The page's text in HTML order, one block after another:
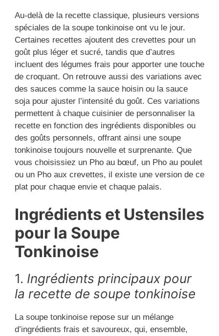
Au-delà de la recette classique, plusieurs versions
spéciales de la soupe tonkinoise ont vu le jour.
Certaines recettes ajoutent des crevettes pour un
goût plus léger et sucré, tandis que d’autres
incluent des légumes frais pour apporter une touche
de croquant. On retrouve aussi des variations avec
des sauces comme la sauce hoisin ou la sauce
soja pour ajuster l’intensité du goût. Ces variations
permettent à chaque cuisinier de personnaliser la
recette en fonction des ingrédients disponibles ou
des goûts personnels, offrant ainsi une soupe
tonkinoise toujours nouvelle et surprenante. Que
vous choisissiez un Pho au bœuf, un Pho au poulet
ou un Pho aux crevettes, il existe une version de ce
plat pour chaque envie et chaque palais.
Ingrédients et Ustensiles
pour la Soupe
Tonkinoise
1. Ingrédients principaux pour
la recette de soupe tonkinoise
La soupe tonkinoise repose sur un mélange
d’ingrédients frais et savoureux, qui, ensemble,